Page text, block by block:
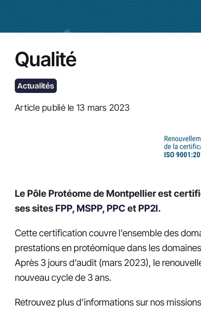
Qualité
Actualités
Article publié le 13 mars 2023
Le Pôle Protéome de Montpellier est
ses sitesFPP,MSPP,PPC etPP2I.
Cette certification couvre l’ensemble des
prestations en protéomique dans les
Après 3 jours d’audit (mars 2023), le
nouveau cycle de 3 ans.
Retrouvez plus d’informations sur nos